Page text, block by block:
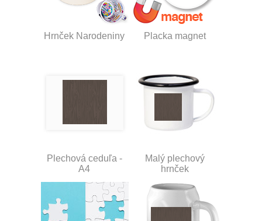
Hrnček Narodeniny Placka magnet
Plechová ceduľa -
A4
Malý plechový
hrnček